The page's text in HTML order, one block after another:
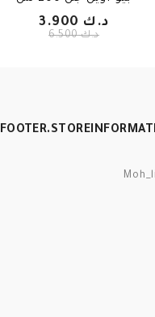
د.ك 3.900
د.ك 6.500